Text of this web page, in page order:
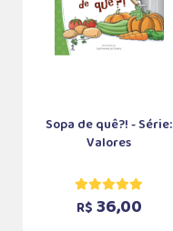
Sopa de quê?! - Série:
Valores
R$ 36,00